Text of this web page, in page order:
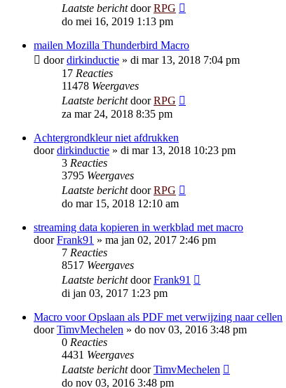
Laatste berichtdoorRPG
do mei 16, 2019 1:13 pm
mailen Mozilla Thunderbird Macro
doordirkinductie » di mar 13, 2018 7:04 pm
17 Reacties
11478 Weergaves
Laatste berichtdoorRPG
za mar 24, 2018 8:35 pm
Achtergrondkleur niet afdrukken
doordirkinductie » di mar 13, 2018 10:23 pm
3 Reacties
3795 Weergaves
Laatste berichtdoorRPG
do mar 15, 2018 12:10 am
streaming data kopieren in werkblad met macro
doorFrank91 » ma jan 02, 2017 2:46 pm
7 Reacties
8517 Weergaves
Laatste berichtdoorFrank91
di jan 03, 2017 1:23 pm
Macro voor Opslaan als PDF met verwijzing naar cellen
doorTimvMechelen » do nov 03, 2016 3:48 pm
0 Reacties
4431 Weergaves
Laatste berichtdoorTimvMechelen
do nov 03, 2016 3:48 pm